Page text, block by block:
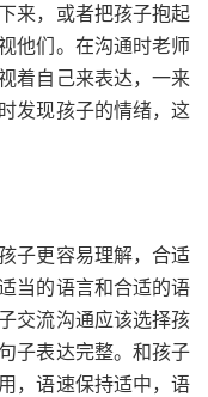
来，或者把孩子抱起
他们。在沟通时老师
着自己来表达，一来
发现孩子的情绪，这
子更容易理解，合适
当的语言和合适的语
交流沟通应该选择孩
子表达完整。和孩子
，语速保持适中，语